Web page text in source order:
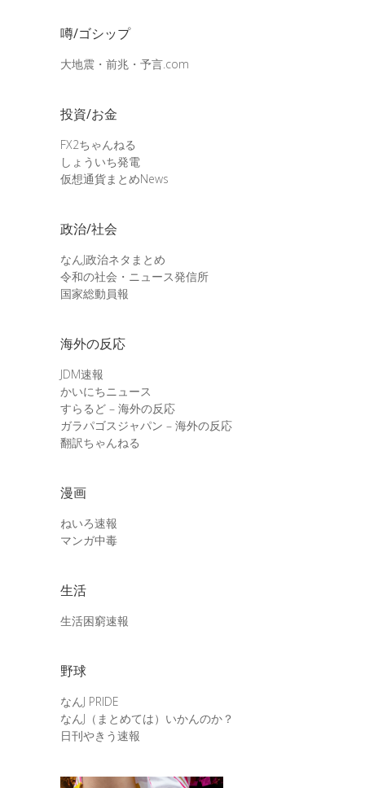
噂/ゴシップ
大地震・前兆・予言.com
投資/お金
FX2ちゃんねる
しょういち発電
仮想通貨まとめNews
政治/社会
なんJ政治ネタまとめ
令和の社会・ニュース発信所
国家総動員報
海外の反応
JDM速報
かいにちニュース
すらるど – 海外の反応
ガラパゴスジャパン – 海外の反応
翻訳ちゃんねる
漫画
ねいろ速報
マンガ中毒
生活
生活困窮速報
野球
なんJ PRIDE
なんJ（まとめては）いかんのか？
日刊やきう速報